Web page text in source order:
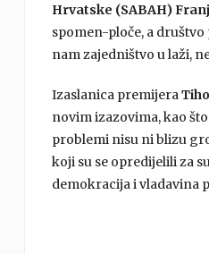
Hrvatske (SABAH)
spomen-ploče, a
nam zajedništvo u laži,
Izaslanica premijera
novim izazovima, kao
problemi nisu ni blizu
koji su se opredijelili za
demokracija i vladavina